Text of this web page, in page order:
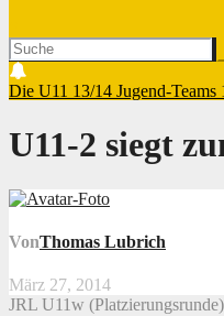
Die U11 13/14 Jugend-Teams
U11-2 siegt
VonThomas Lubrich
März 27, 2014
JRL U11w (Platzierungsrunde)